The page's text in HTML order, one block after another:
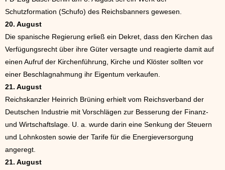
Schutzformation (Schufo) des Reichsbanners gewesen.
20. August
Die spanische Regierung erließ ein Dekret, dass den Kirchen das
Verfügungsrecht über ihre Güter versagte und reagierte damit auf
einen Aufruf der Kirchenführung, Kirche und Klöster sollten vor
einer Beschlagnahmung ihr Eigentum verkaufen.
21. August
Reichskanzler Heinrich Brüning erhielt vom Reichsverband der
Deutschen Industrie mit Vorschlägen zur Besserung der Finanz-
und Wirtschaftslage. U. a. wurde darin eine Senkung der Steuern
und Lohnkosten sowie der Tarife für die Energieversorgung
angeregt.
21. August